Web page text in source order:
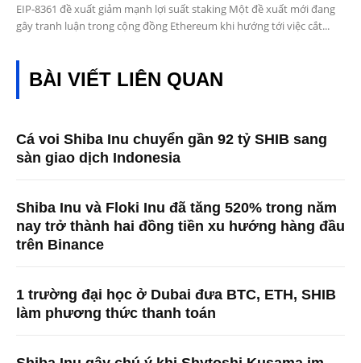
EIP-8361 đề xuất giảm mạnh lợi suất staking Một đề xuất mới đang
gây tranh luận trong cộng đồng Ethereum khi hướng tới việc cắt...
BÀI VIẾT LIÊN QUAN
Cá voi Shiba Inu chuyển gần 92 tỷ SHIB sang
sàn giao dịch Indonesia
Shiba Inu và Floki Inu đã tăng 520% ​​trong năm
nay trở thành hai đồng tiền xu hướng hàng đầu
trên Binance
1 trường đại học ở Dubai đưa BTC, ETH, SHIB
làm phương thức thanh toán